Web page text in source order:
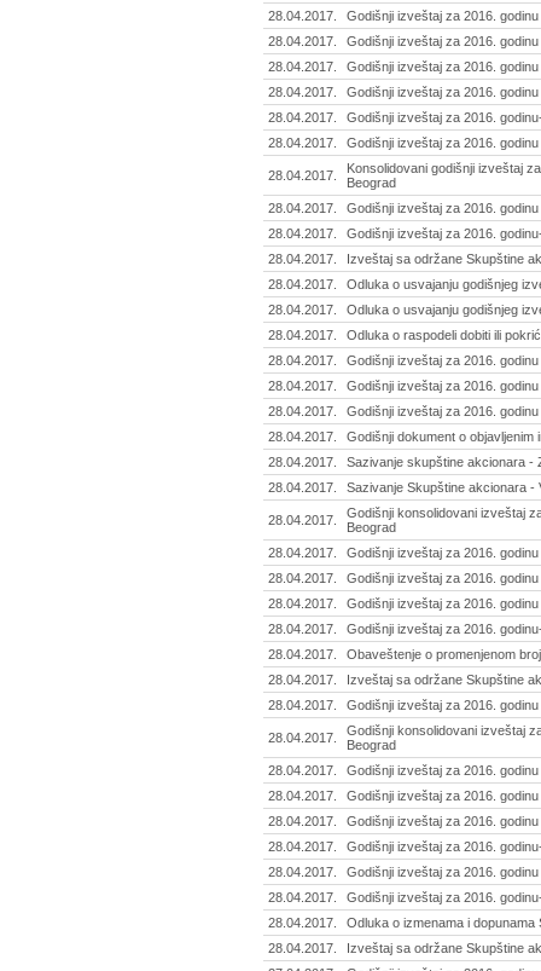
28.04.2017.
Godišnji izveštaj za 2016.
28.04.2017.
Godišnji izveštaj za 2016.
28.04.2017.
Godišnji izveštaj za 2016.
28.04.2017.
Godišnji izveštaj za 2016.
28.04.2017.
Godišnji izveštaj za 2016.
28.04.2017.
Godišnji izveštaj za 2016.
28.04.2017.
Konsolidovani godišnji izveštaj
Beograd
28.04.2017.
Godišnji izveštaj za 2016.
28.04.2017.
Godišnji izveštaj za 2016.
28.04.2017.
Izveštaj sa održane Skupštine
28.04.2017.
Odluka o usvajanju godišnjeg
28.04.2017.
Odluka o usvajanju godišnjeg
28.04.2017.
Odluka o raspodeli dobiti ili
28.04.2017.
Godišnji izveštaj za 2016.
28.04.2017.
Godišnji izveštaj za 2016.
28.04.2017.
Godišnji izveštaj za 2016.
28.04.2017.
Godišnji dokument o objavljenim
28.04.2017.
Sazivanje skupštine akcionara -
28.04.2017.
Sazivanje Skupštine akcionara -
28.04.2017.
Godišnji konsolidovani izveštaj
Beograd
28.04.2017.
Godišnji izveštaj za 2016.
28.04.2017.
Godišnji izveštaj za 2016.
28.04.2017.
Godišnji izveštaj za 2016.
28.04.2017.
Godišnji izveštaj za 2016.
28.04.2017.
Obaveštenje o promenjenom
28.04.2017.
Izveštaj sa održane Skupštine
28.04.2017.
Godišnji izveštaj za 2016.
28.04.2017.
Godišnji konsolidovani izveštaj
Beograd
28.04.2017.
Godišnji izveštaj za 2016.
28.04.2017.
Godišnji izveštaj za 2016.
28.04.2017.
Godišnji izveštaj za 2016.
28.04.2017.
Godišnji izveštaj za 2016.
28.04.2017.
Godišnji izveštaj za 2016.
28.04.2017.
Godišnji izveštaj za 2016.
28.04.2017.
Odluka o izmenama i
28.04.2017.
Izveštaj sa održane Skupštine